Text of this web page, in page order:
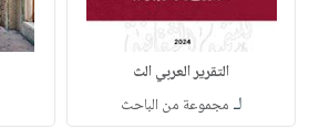
التقرير العربي الث
لـ مجموعة من الباحث